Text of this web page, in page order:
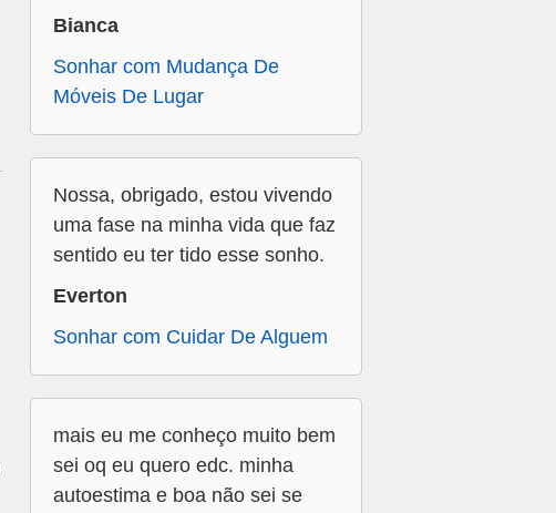
Bianca
Sonhar com Mudança De
Móveis De Lugar
Nossa, obrigado, estou vivendo
uma fase na minha vida que faz
sentido eu ter tido esse sonho.
Everton
Sonhar com Cuidar De Alguem
mais eu me conheço muito bem
sei oq eu quero edc. minha
autoestima e boa não sei se